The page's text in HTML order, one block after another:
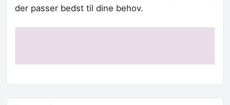
der passer bedst til dine behov.